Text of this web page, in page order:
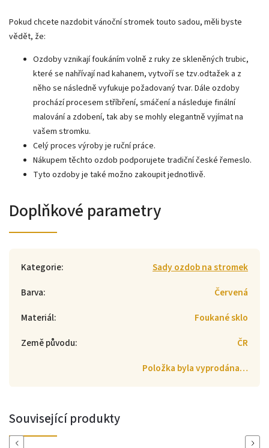
Pokud chcete nazdobit vánoční stromek touto sadou, měli byste
vědět, že:
Ozdoby vznikají foukáním volně z ruky ze skleněných trubic,
které se nahřívají nad kahanem, vytvoří se tzv.odtažek a z
něho se následně vyfukuje požadovaný tvar. Dále ozdoby
prochází procesem stříbření, smáčení a následuje finální
malování a zdobení, tak aby se mohly elegantně vyjímat na
vašem stromku.
Celý proces výroby je ruční práce.
Nákupem těchto ozdob podporujete tradiční české řemeslo.
Tyto ozdoby je také možno zakoupit jednotlivě.
Doplňkové parametry
Kategorie:
Sady ozdob na stromek
Barva:
Červená
Materiál:
Foukané sklo
Země původu:
ČR
Položka byla vyprodána…
Související produkty
Previous Next